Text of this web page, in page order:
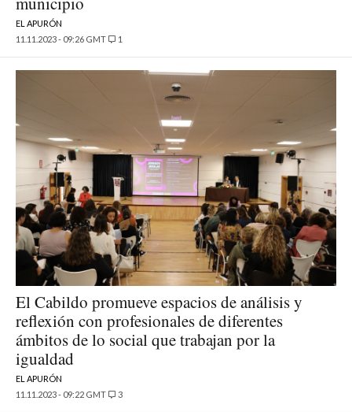
EL APURÓN
11.11.2023 - 09:26 GMT
1
El Cabildo promueve espacios de análisis y
reflexión con profesionales de diferentes
ámbitos de lo social que trabajan por la
igualdad
EL APURÓN
11.11.2023 - 09:22 GMT
3